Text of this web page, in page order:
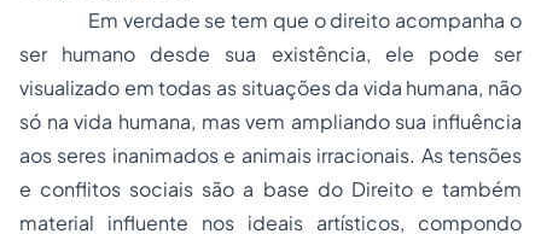
Em verdade se tem que o direito acompanha o
ser humano desde sua existência, ele pode ser
visualizado em todas as situações da vida humana, não
só na vida humana, mas vem ampliando sua influência
aos seres inanimados e animais irracionais. As tensões
e conflitos sociais são a base do Direito e também
material influente nos ideais artísticos, compondo